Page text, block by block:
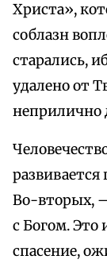
Христа»,
соблазн
старались,
удалено от
неприлично
развивается
Во-вторых,
с Богом. Это
спасение,